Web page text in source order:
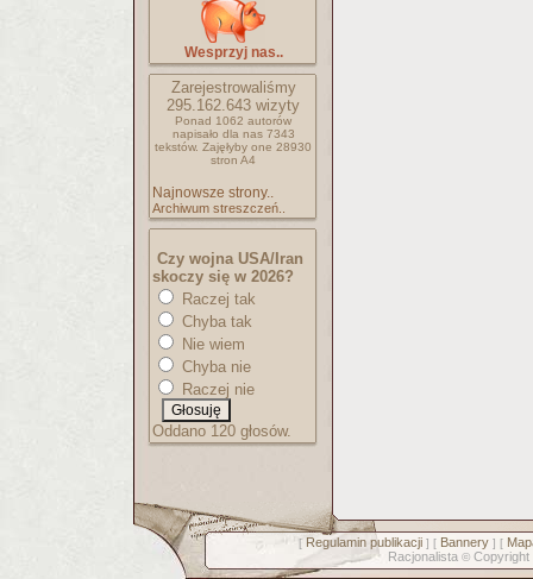
Wesprzyj nas..
Zarejestrowaliśmy
295.162.643 wizyty
Ponad 1062 autorów
napisało dla nas 7343
tekstów. Zajęłyby one 28930
stron A4
Najnowsze strony..
Archiwum streszczeń..
Czy wojna USA/Iran
skoczy się w 2026?
Raczej tak
Chyba tak
Nie wiem
Chyba nie
Raczej nie
Oddano 120 głosów.
[ Regulamin publikacji] [ Bannery] [
Racjonalista © Copyright